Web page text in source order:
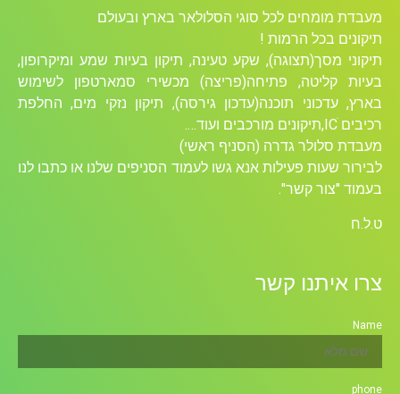
מעבדת מומחים לכל סוגי הסלולאר בארץ ובעולם
תיקונים בכל הרמות !
תיקוני מסך(תצוגה), שקע טעינה, תיקון בעיות שמע ומיקרופון,
בעיות קליטה, פתיחה(פריצה) מכשירי סמארטפון לשימוש
בארץ, עדכוני תוכנה(עדכון גירסה), תיקון נזקי מים, החלפת
רכיבים ICׁ,תיקונים מורכבים ועוד….
מעבדת סלולר גדרה (הסניף ראשי)
לבירור שעות פעילות אנא גשו לעמוד הסניפים שלנו או כתבו לנו
בעמוד "צור קשר".
ט.ל.ח
צרו איתנו קשר
Name
phone